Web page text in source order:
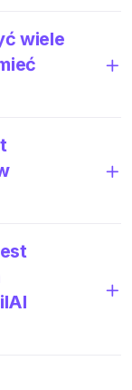
wiele